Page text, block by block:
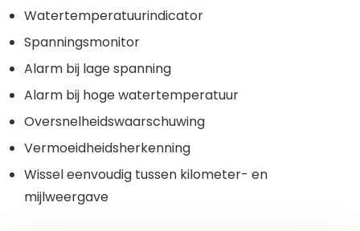
Watertemperatuurindicator
Spanningsmonitor
Alarm bij lage spanning
Alarm bij hoge watertemperatuur
Oversnelheidswaarschuwing
Vermoeidheidsherkenning
Wissel eenvoudig tussen kilometer- en
mijlweergave